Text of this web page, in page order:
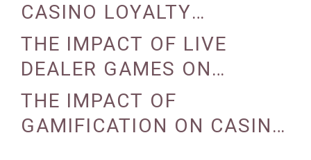
CASINO LOYALTY
PROGRAMS
THE IMPACT OF LIVE
DEALER GAMES ON
CASINO EXPERIENCE
THE IMPACT OF
GAMIFICATION ON CASINO